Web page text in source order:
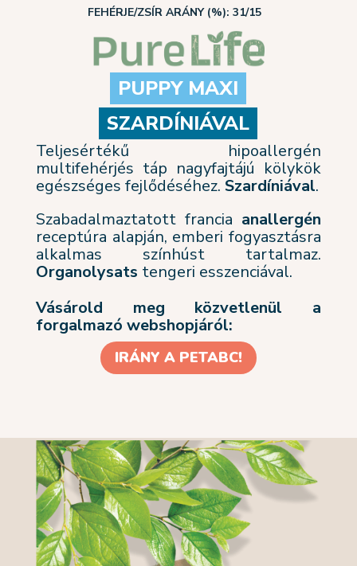
FEHÉRJE/ZSÍR ARÁNY (%): 31/15
PUPPY MAXI
SZARDÍNIÁVAL
Teljesértékű hipoallergén
multifehérjés táp nagyfajtájú kölykök
egészséges fejlődéséhez. Szardíniával.
Szabadalmaztatott francia anallergén
receptúra alapján, emberi fogyasztásra
alkalmas színhúst tartalmaz.
Organolysats tengeri esszenciával.
Vásárold meg közvetlenül a
forgalmazó webshopjáról:
IRÁNY A PETABC!